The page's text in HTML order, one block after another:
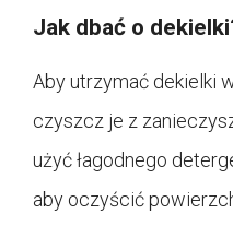
Jak dbać o
Aby utrzymać dekielki
czyszcz je z
użyć łagodnego
aby oczyścić